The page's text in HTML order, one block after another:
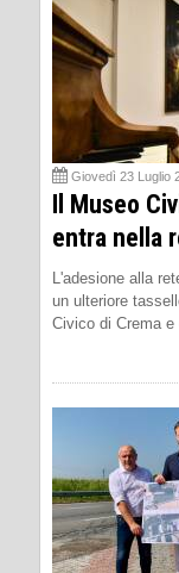
Giovedì 23 Luglio
Il Museo
entra nella
L'adesione alla
un ulteriore
Civico di Crema